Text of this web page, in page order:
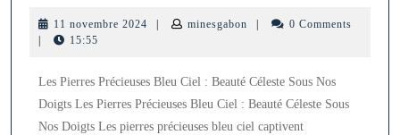
Pierres
Précieuses
11 novembre 2024 11
minesgabon minesgabon0 Comments
15:55
Les Pierres Précieuses Bleu Ciel : Beauté Céleste Sous Nos
Doigts Les Pierres Précieuses Bleu Ciel : Beauté Céleste Sous
Nos Doigts Les pierres précieuses bleu ciel captivent